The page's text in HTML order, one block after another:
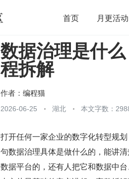
首页 月更活动
开源 架构 OpenHarmony
团队管理
数据治理是什
程拆解
作者： 编程猫
2026-06-25 湖北 本文字数：
打开任何一家企业的数字化转型规
句数据治理具体是做什么的，能讲
数据平台的，还有人把它和数据中台